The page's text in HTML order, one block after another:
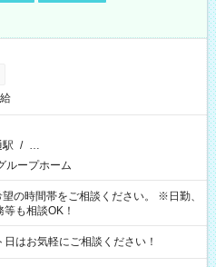
駅 / …
ループホーム
も相談OK！
はお気軽にご相談ください！